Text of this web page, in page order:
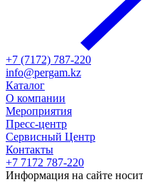
+7 (7172) 787-220
info@pergam.kz
Каталог
О компании
Мероприятия
Пресс-центр
Сервисный Центр
Контакты
+7 7172 787-220
Информация на сайте